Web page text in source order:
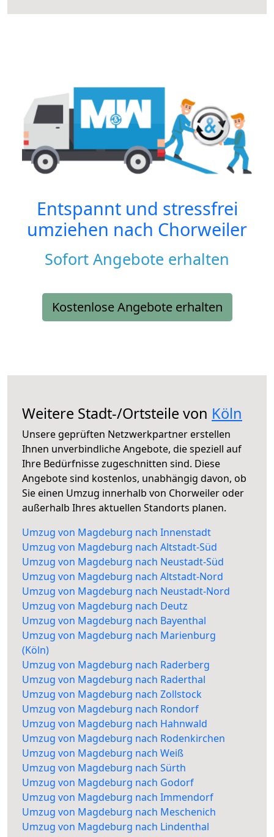
Entspannt und stressfrei
umziehen nach Chorweiler
Sofort Angebote erhalten
Kostenlose Angebote erhalten
Weitere Stadt-/Ortsteile von Köln
Unsere geprüften Netzwerkpartner erstellen
Ihnen unverbindliche Angebote, die speziell auf
Ihre Bedürfnisse zugeschnitten sind. Diese
Angebote sind kostenlos, unabhängig davon, ob
Sie einen Umzug innerhalb von Chorweiler oder
außerhalb Ihres aktuellen Standorts planen.
Umzug von Magdeburg nach Innenstadt
Umzug von Magdeburg nach Altstadt-Süd
Umzug von Magdeburg nach Neustadt-Süd
Umzug von Magdeburg nach Altstadt-Nord
Umzug von Magdeburg nach Neustadt-Nord
Umzug von Magdeburg nach Deutz
Umzug von Magdeburg nach Bayenthal
Umzug von Magdeburg nach Marienburg
(Köln)
Umzug von Magdeburg nach Raderberg
Umzug von Magdeburg nach Raderthal
Umzug von Magdeburg nach Zollstock
Umzug von Magdeburg nach Rondorf
Umzug von Magdeburg nach Hahnwald
Umzug von Magdeburg nach Rodenkirchen
Umzug von Magdeburg nach Weiß
Umzug von Magdeburg nach Sürth
Umzug von Magdeburg nach Godorf
Umzug von Magdeburg nach Immendorf
Umzug von Magdeburg nach Meschenich
Umzug von Magdeburg nach Lindenthal